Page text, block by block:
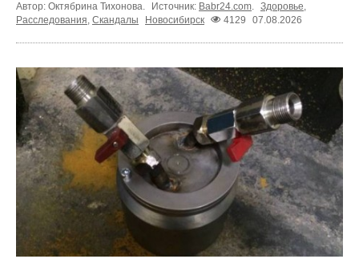
Автор: Октябрина Тихонова. Источник: Babr24.com Здоровье
Расследования Скандалы Новосибирск 4129 07.08.2026